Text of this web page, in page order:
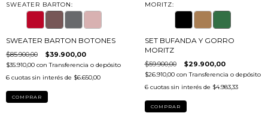
SWEATER BARTON:
SWEATER BARTON BOTONES
$85.900,00 $39.900,00
$35.910,00 con Transferencia o depósito
6 cuotas sin interés de $6.650,00
COMPRAR
MORITZ:
SET BUFANDA Y GORRO
MORITZ
$59.900,00 $29.900,00
$26.910,00 con Transferencia o depósito
6 cuotas sin interés de $4.983,33
COMPRAR